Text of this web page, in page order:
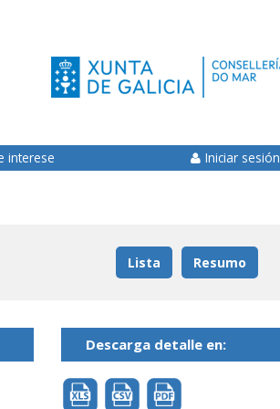
interese Iniciar sesión
Lista Resumo
Descarga detalle en: